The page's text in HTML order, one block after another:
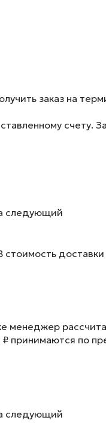
заказ на
счету.
следующий
менеджер
принимаются по
следующий